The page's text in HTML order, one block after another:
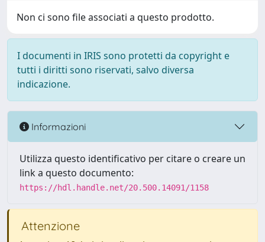
Non ci sono file associati a questo prodotto.
I documenti in IRIS sono protetti da copyright e
tutti i diritti sono riservati, salvo diversa
indicazione.
Informazioni
Utilizza questo identificativo per citare o creare un
link a questo documento:
https://hdl.handle.net/20.500.14091/1158
Attenzione